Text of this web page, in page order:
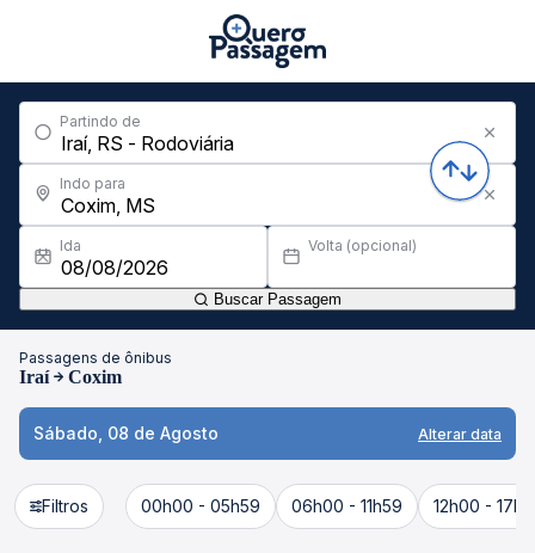
Partindo de
Indo para
Ida Volta (opcional)
Buscar Passagem
Passagens de ônibus
Iraí Coxim
Sábado, 08 de Agosto Alterar data
Filtros 00h00 - 05h59 06h00 - 11h59 12h00 -